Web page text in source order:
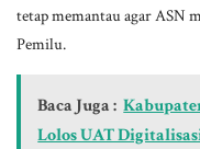
tetap memantau agar ASN
Pemilu.
Baca Juga :
Lolos UAT